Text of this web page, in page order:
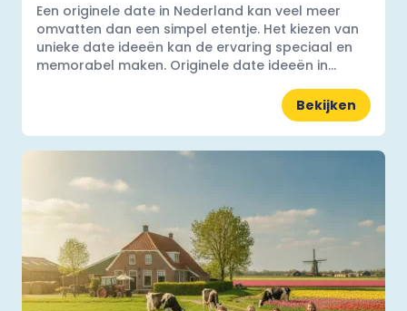
Een originele date in Nederland kan veel meer
omvatten dan een simpel etentje. Het kiezen van
unieke date ideeën kan de ervaring speciaal en
memorabel maken. Originele date ideeën in...
Bekijken